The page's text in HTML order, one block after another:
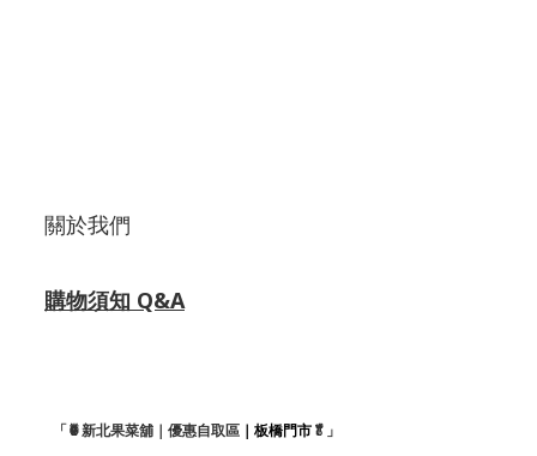
關於我們
購物須知 Q&A
「🍍新北果菜舖｜優惠自取區 ｜板橋門市🥬」